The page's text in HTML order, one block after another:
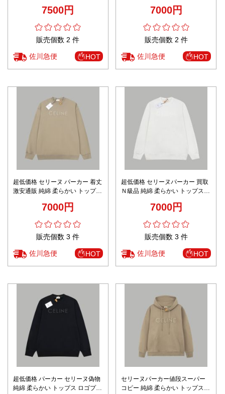
7500円
販売個数 2 件
佐川急便 HOT
7000円
販売個数 2 件
佐川急便 HOT
超低価格 セリーヌ パーカー 着丈
激安通販 純綿 柔らかい トップス
7000円
販売個数 3 件
佐川急便 HOT
超低価格 セリーヌパーカー 買取
Ｎ級品 純綿 柔らかい トップス
7000円
販売個数 3 件
佐川急便 HOT
超低価格 パーカー セリーヌ偽物
純綿 柔らかい トップス ロゴプリ
セリーヌパーカー値段スーパー
コピー 純綿 柔らかい トップス